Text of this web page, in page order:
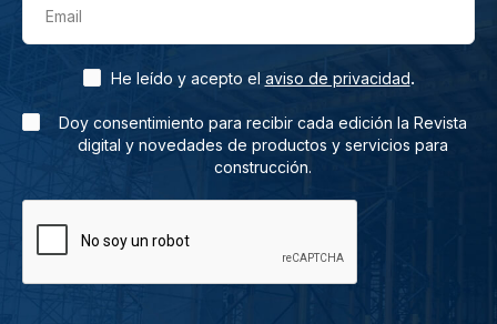
Email
He leído y acepto el aviso de privacidad.
Doy consentimiento para recibir cada edición la Revista
digital y novedades de productos y servicios para
construcción.